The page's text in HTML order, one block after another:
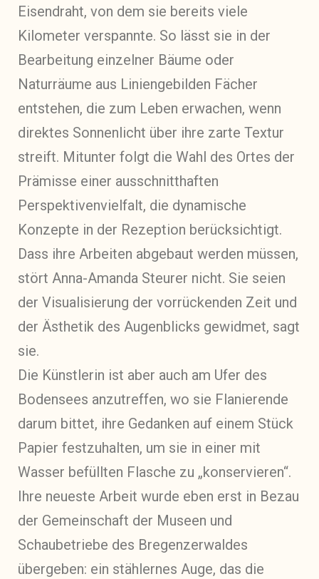
Eisendraht, von dem sie bereits viele
Kilometer verspannte. So lässt sie in der
Bearbeitung einzelner Bäume oder
Naturräume aus Liniengebilden Fächer
entstehen, die zum Leben erwachen, wenn
direktes Sonnenlicht über ihre zarte Textur
streift. Mitunter folgt die Wahl des Ortes der
Prämisse einer ausschnitthaften
Perspektivenvielfalt, die dynamische
Konzepte in der Rezeption berücksichtigt.
Dass ihre Arbeiten abgebaut werden müssen,
stört Anna-Amanda Steurer nicht. Sie seien
der Visualisierung der vorrückenden Zeit und
der Ästhetik des Augenblicks gewidmet, sagt
sie.
Die Künstlerin ist aber auch am Ufer des
Bodensees anzutreffen, wo sie Flanierende
darum bittet, ihre Gedanken auf einem Stück
Papier festzuhalten, um sie in einer mit
Wasser befüllten Flasche zu „konservieren“.
Ihre neueste Arbeit wurde eben erst in Bezau
der Gemeinschaft der Museen und
Schaubetriebe des Bregenzerwaldes
übergeben: ein stählernes Auge, das die